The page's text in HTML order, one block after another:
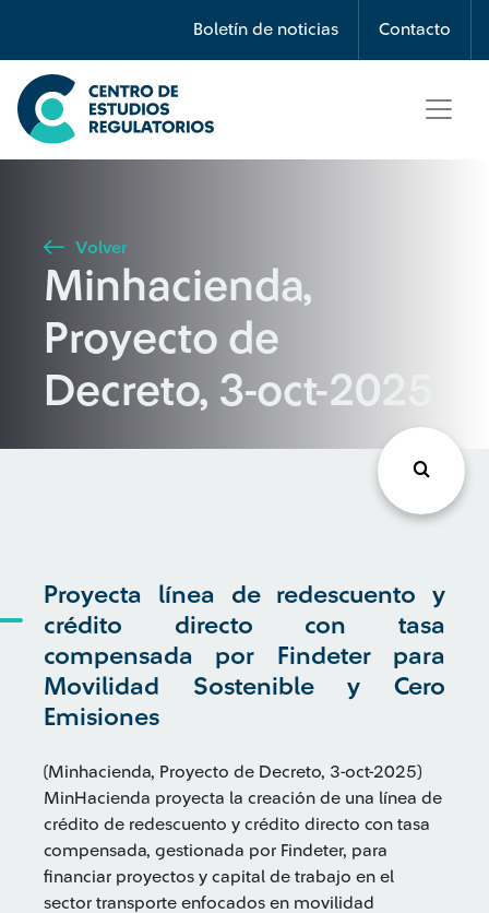
Boletín de noticias Contacto
Búsqueda
Seleccione país
Buscar
Volver
Minhacienda,
Proyecto de
Decreto, 3-oct-2025
Proyecta línea de redescuento y
crédito directo con tasa
compensada por Findeter para
Movilidad Sostenible y Cero
Emisiones
(Minhacienda, Proyecto de Decreto, 3-oct-2025)
MinHacienda proyecta la creación de una línea de
crédito de redescuento y crédito directo con tasa
compensada, gestionada por Findeter, para
financiar proyectos y capital de trabajo en el
sector transporte enfocados en movilidad